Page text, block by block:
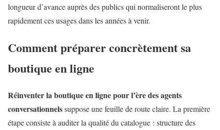
longueur d’avance auprès des publics qui normaliseront le plus
rapidement ces usages dans les années à venir.
Comment préparer concrètement sa
boutique en ligne
Réinventer la boutique en ligne pour l’ère des agents
conversationnelssuppose une feuille de route claire. La première
étape consiste à auditer la qualité du catalogue : structure des